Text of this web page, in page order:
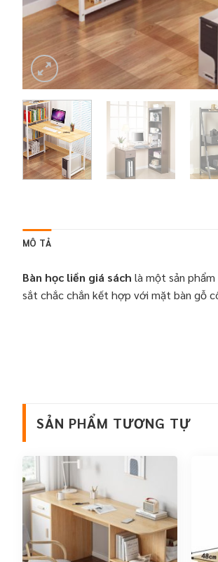
MÔ TẢ
Bàn học liền giá sách là một sản
sắt chắc chắn kết hợp với mặt bàn gỗ
SẢN PHẨM TƯƠNG TỰ